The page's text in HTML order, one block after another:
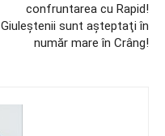
confruntarea cu Rapid!
Giuleştenii sunt aşteptaţi în
număr mare în Crâng!